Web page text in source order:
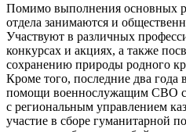
Помимо выполнения основных
отдела занимаются и
Участвуют в различных
конкурсах и акциях, а также
сохранению природы родного
Кроме того, последние два года
помощи военнослужащим СВО
с региональным управлением
участие в сборе гуманитарной